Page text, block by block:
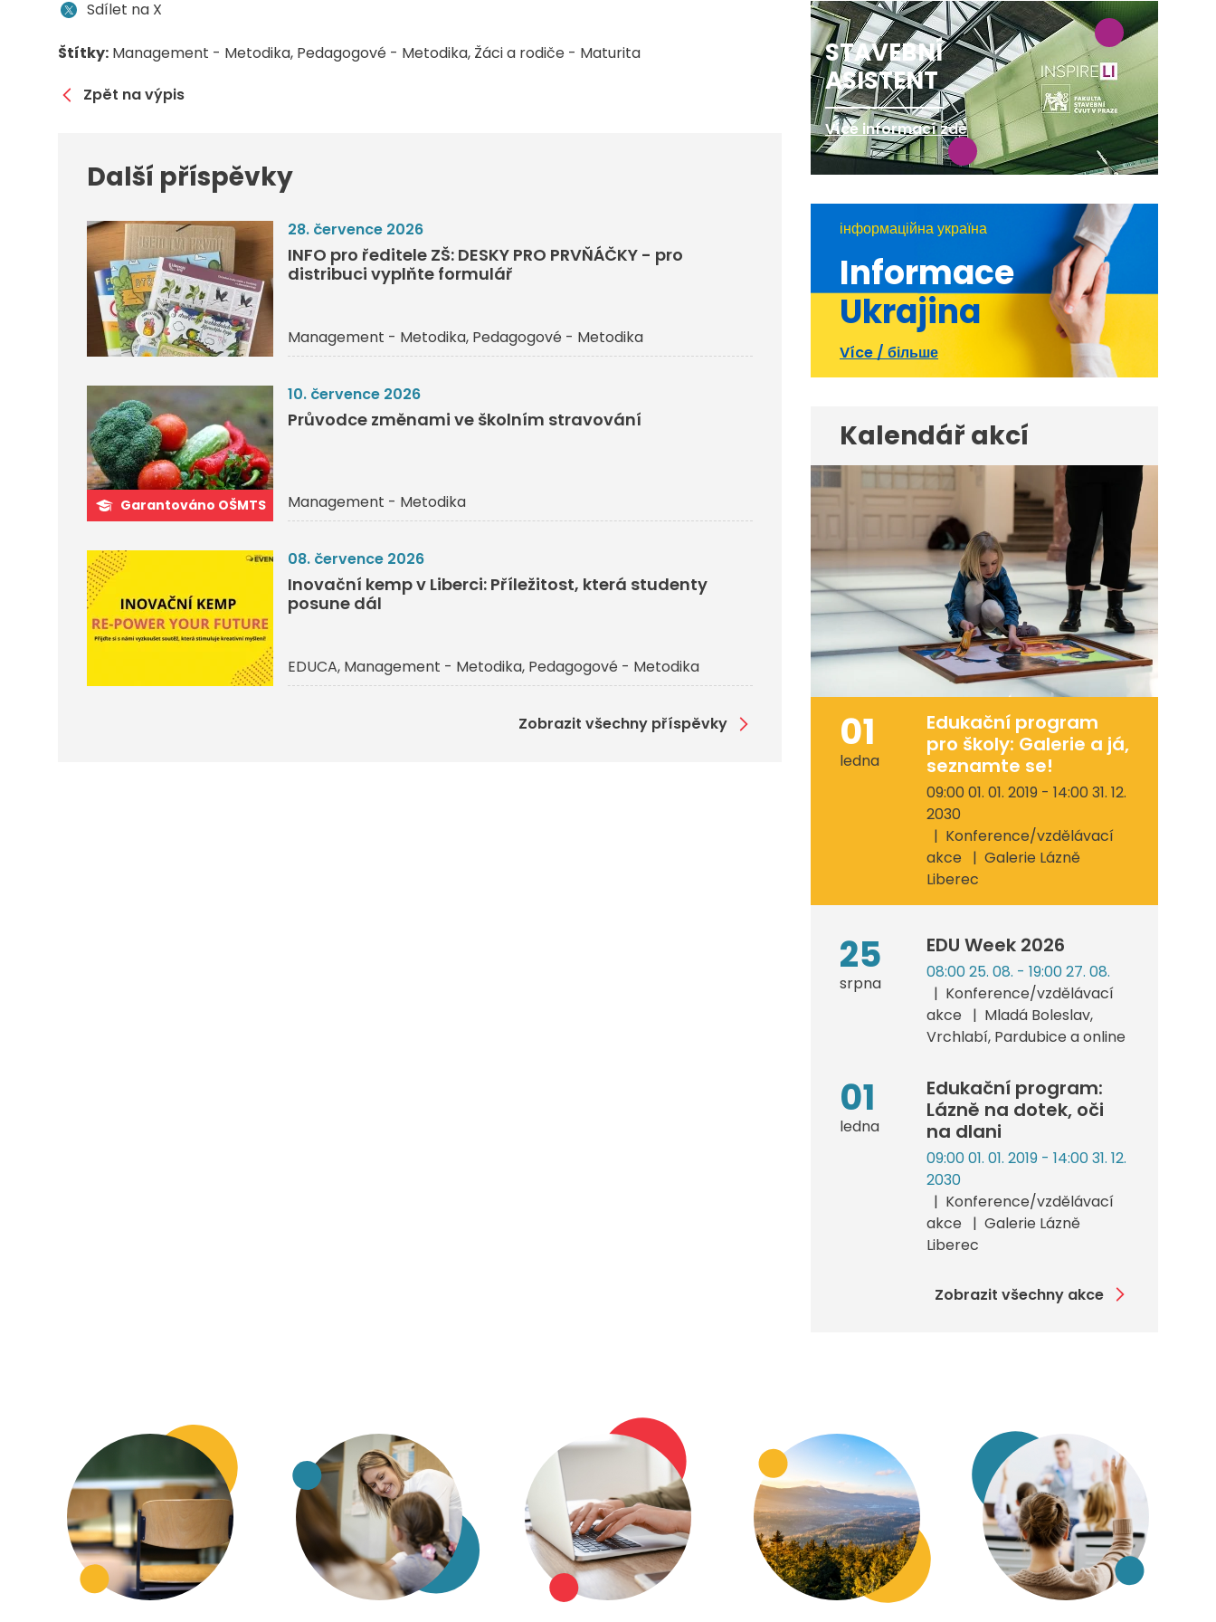
Sdílet na X
Štítky: Management - Metodika Pedagogové - Metodika Žáci a rodiče - Maturita
Zpět na výpis
Další příspěvky
28. července 2026
INFO pro ředitele ZŠ: DESKY PRO PRVŇÁČKY - pro
distribuci vyplňte formulář
Management - Metodika Pedagogové - Metodika
Garantováno OŠMTS
10. července 2026
Průvodce změnami ve školním stravování
Management - Metodika
08. července 2026
Inovační kemp v Liberci: Příležitost, která studenty
posune dál
EDUCA Management - Metodika Pedagogové - Metodika
Zobrazit všechny příspěvky
STAVEBNÍ
ASISTENT
Více informací zde
інформаційна україна
Informace
Ukrajina
Více / більше
Kalendář akcí
01
ledna
Edukační program
pro školy: Galerie a já,
seznamte se!
09:00 01. 01. 2019 - 14:00 31. 12.
2030
Konference/vzdělávací
akce
Galerie Lázně
Liberec
25
srpna
EDU Week 2026
08:00 25. 08. - 19:00 27. 08.
Konference/vzdělávací
akce
Mladá Boleslav,
Vrchlabí, Pardubice a online
01
ledna
Edukační program:
Lázně na dotek, oči
na dlani
09:00 01. 01. 2019 - 14:00 31. 12.
2030
Konference/vzdělávací
akce
Galerie Lázně
Liberec
Zobrazit všechny akce